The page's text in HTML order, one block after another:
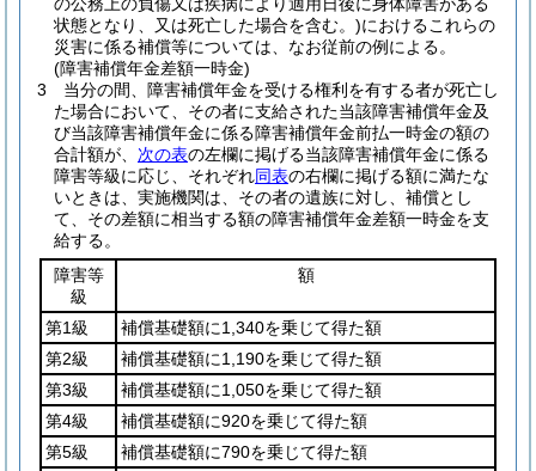
状態となり、又は死亡した場合を含む。)におけるこれらの
災害に係る補償等については、なお従前の例による。
(障害補償年金差額一時金)
3
当分の間、障害補償年金を受ける権利を有する者が死亡し
た場合において、その者に支給された当該障害補償年金及
び当該障害補償年金に係る障害補償年金前払一時金の額の
合計額が、 次の表の左欄に掲げる当該障害補償年金に係る
障害等級に応じ、それぞれ同表の右欄に掲げる額に満たな
いときは、実施機関は、その者の遺族に対し、補償とし
て、その差額に相当する額の障害補償年金差額一時金を支
給する。
障害等
級
額
第1級
補償基礎額に1,340を乗じて得た額
第2級
補償基礎額に1,190を乗じて得た額
第3級
補償基礎額に1,050を乗じて得た額
第4級
補償基礎額に920を乗じて得た額
第5級
補償基礎額に790を乗じて得た額